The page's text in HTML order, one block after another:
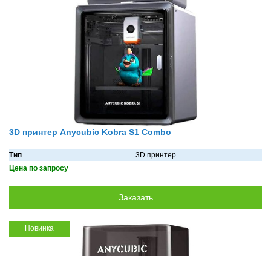
3D принтер Anycubic Kobra S1 Combo
Тип
3D принтер
Цена по запросу
Новинка